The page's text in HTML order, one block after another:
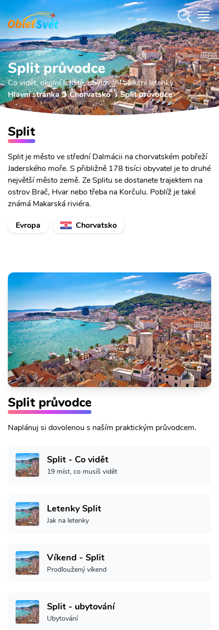
Split průvodce
Co vidět, okolní letiště, ubytování a akční letenky.
Hlavní stránka
Chorvatsko Split průvodce
Split
Split je město ve střední Dalmácii na chorvatském pobřeží
Jaderského moře. S přibližně 178 tisíci obyvatel je to druhé
největší město země. Ze Splitu se dostanete trajektem na
ostrov Brač, Hvar nebo třeba na Korčulu. Poblíž je také
známá Makarská riviéra.
Evropa
Chorvatsko
Split průvodce
Naplánuj si dovolenou s naším praktickým průvodcem.
Split - Co vidět
19 míst, co musíš vidět
Letenky Split
Jak na letenky
Víkend - Split
Prodloužený víkend
Split - ubytování
Ubytování